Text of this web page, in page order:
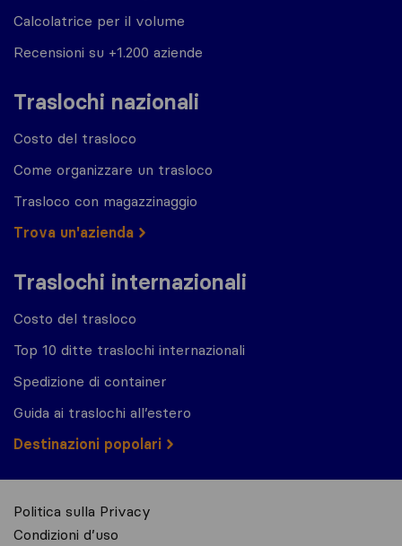
Calcolatrice per il volume
Recensioni su +1.200 aziende
Traslochi nazionali
Costo del trasloco
Come organizzare un trasloco
Trasloco con magazzinaggio
Trova un'azienda
Traslochi internazionali
Costo del trasloco
Top 10 ditte traslochi internazionali
Spedizione di container
Guida ai traslochi all’estero
Destinazioni popolari
Politica sulla Privacy
Condizioni d’uso